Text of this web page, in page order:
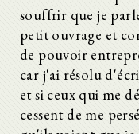
souffrir que je
petit ouvrage et
de pouvoir
car j'ai résolu
et si ceux qui me
cessent de me